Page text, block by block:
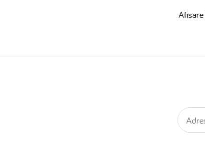
Afisare